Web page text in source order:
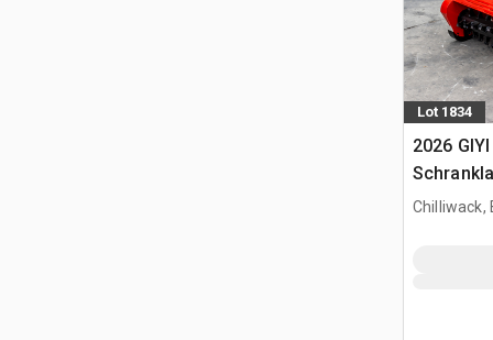
Lot 1834
2026
(Unused)
Chilliwack,